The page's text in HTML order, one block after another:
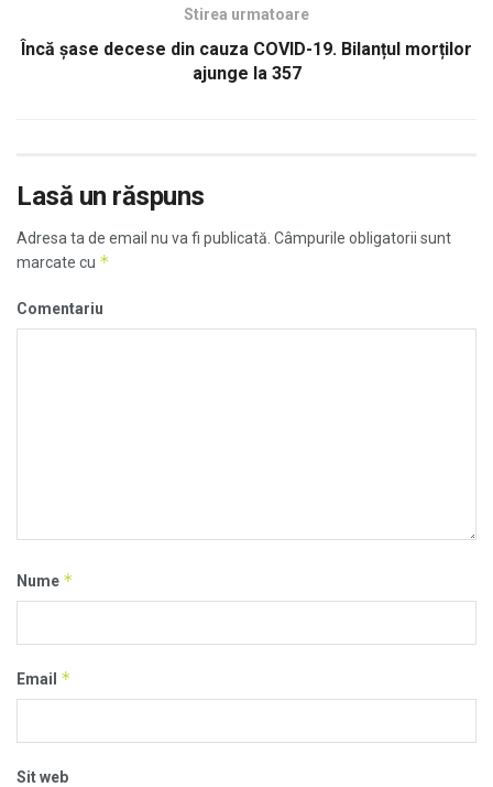
Stirea urmatoare
Încă șase decese din cauza COVID-19. Bilanțul morților
ajunge la 357
Lasă un răspuns
Adresa ta de email nu va fi publicată. Câmpurile obligatorii sunt
marcate cu *
Comentariu
Nume *
Email *
Sit web